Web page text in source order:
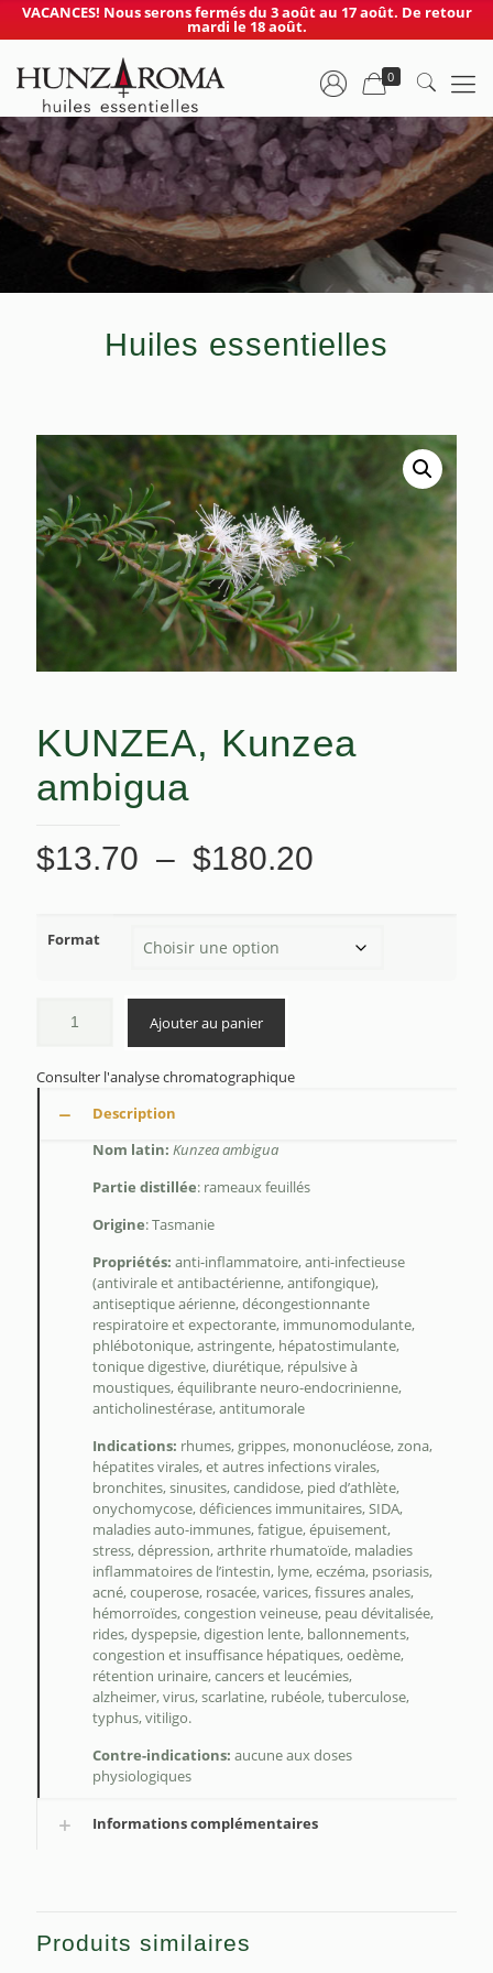
VACANCES! Nous serons fermés du 3 août au 17 août. De retour
mardi le 18 août.
0
Huiles essentielles
KUNZEA, Kunzea
ambigua
$13.70 – $180.20
$13.70
Format
Ajouter au panier
Consulter l'analyse chromatographique
Description
Nom latin: Kunzea ambigua
Partie distillée: rameaux feuillés
Origine: Tasmanie
Propriétés: anti-inflammatoire, anti-infectieuse
(antivirale et antibactérienne, antifongique),
antiseptique aérienne, décongestionnante
respiratoire et expectorante, immunomodulante,
phlébotonique, astringente, hépatostimulante,
tonique digestive, diurétique, répulsive à
moustiques, équilibrante neuro-endocrinienne,
anticholinestérase, antitumorale
Indications: rhumes, grippes, mononucléose, zona,
hépatites virales, et autres infections virales,
bronchites, sinusites, candidose, pied d’athlète,
onychomycose, déficiences immunitaires, SIDA,
maladies auto-immunes, fatigue, épuisement,
stress, dépression, arthrite rhumatoïde, maladies
inflammatoires de l’intestin, lyme, eczéma, psoriasis,
acné, couperose, rosacée, varices, fissures anales,
hémorroïdes, congestion veineuse, peau dévitalisée,
rides, dyspepsie, digestion lente, ballonnements,
congestion et insuffisance hépatiques, oedème,
rétention urinaire, cancers et leucémies,
alzheimer, virus, scarlatine, rubéole, tuberculose,
typhus, vitiligo.
Contre-indications: aucune aux doses
physiologiques
Informations complémentaires
Produits similaires